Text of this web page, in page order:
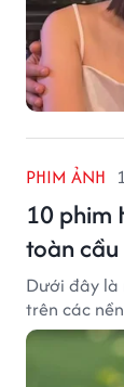
PHIM ẢNH
10 phim
toàn cầu
Dưới đây là
trên các